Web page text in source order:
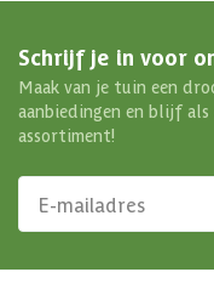
Schrijf je in voor
Maak van je tuin een
aanbiedingen en blijf als
assortiment!